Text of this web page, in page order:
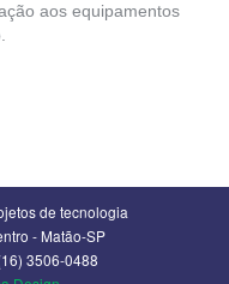
aos equipamentos
de tecnologia
- Matão-SP
3506-0488